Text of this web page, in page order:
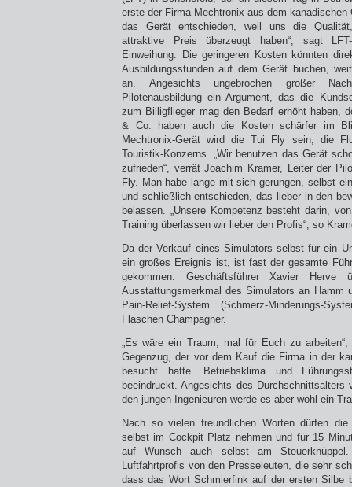
erste der Firma Mechtronix aus dem kanadischen
das Gerät entschieden, weil uns die
attraktive Preis überzeugt haben“, sagt
Einweihung. Die geringeren Kosten könnten
Ausbildungsstunden auf dem Gerät buchen,
an. Angesichts ungebrochen großer
Pilotenausbildung ein Argument, das die
zum Billigflieger mag den Bedarf erhöht haben,
& Co. haben auch die Kosten schärfer im
Mechtronix-Gerät wird die Tui Fly sein, die
Touristik-Konzerns. „Wir benutzen das Gerät
zufrieden“, verrät Joachim Kramer, Leiter der
Fly. Man habe lange mit sich gerungen, selbst
und schließlich entschieden, das lieber in den
belassen. „Unsere Kompetenz besteht darin,
Training überlassen wir lieber den Profis“, so
Da der Verkauf eines Simulators selbst für ein
ein großes Ereignis ist, ist fast der gesamte
gekommen. Geschäftsführer Xavier Herve
Ausstattungsmerkmal des Simulators an Hamm
Pain-Relief-System (Schmerz-Minderungs-
Flaschen Champagner.
„Es wäre ein Traum, mal für Euch zu
Gegenzug, der vor dem Kauf die Firma in der
besucht hatte. Betriebsklima und
beeindruckt. Angesichts des
den jungen Ingenieuren werde es aber wohl ein
Nach so vielen freundlichen Worten dürfen
selbst im Cockpit Platz nehmen und für 15
auf Wunsch auch selbst am
Luftfahrtprofis von den Presseleuten, die sehr
dass das Wort Schmierfink auf der ersten Silbe